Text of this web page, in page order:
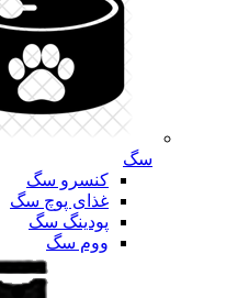
سگ
کنسرو سگ
غذای پوچ سگ
پودینگ سگ
ووم سگ